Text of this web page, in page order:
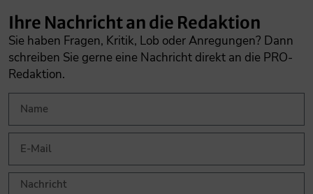
Ihre Nachricht an die Redaktion
Sie haben Fragen, Kritik, Lob oder Anregungen? Dann
schreiben Sie gerne eine Nachricht direkt an die PRO-
Redaktion.